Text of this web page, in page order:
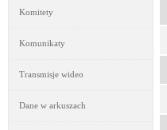
Komitety
Komunikaty
Transmisje wideo
Dane w arkuszach